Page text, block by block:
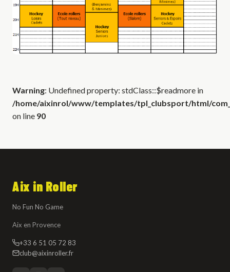
Warning: Undefined property: stdClass::$readmore in
/home/aixinrol/www/templates/tpl_clubsport/html/
on line 90
Aix in Roller
No Fun No Game
Aix en Provence
+33 6 51 05 72 83
club@aixinroller.fr